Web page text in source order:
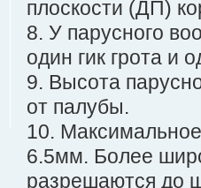
плоскости (ДП)
8. У парусного
один гик грота и
9. Высота
от палубы.
10.
6.5мм. Более
разрешаются до